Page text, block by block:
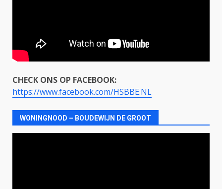
CHECK ONS OP FACEBOOK:
https://www.facebook.com/HSBBE.NL
WONINGNOOD – BOUDEWIJN DE GROOT